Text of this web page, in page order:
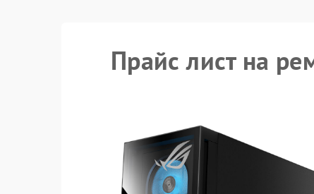
Прайс лист на